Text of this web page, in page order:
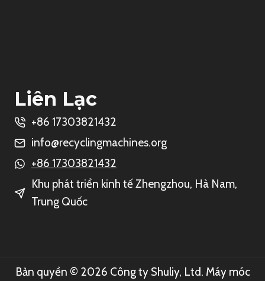
Liên Lạc
+86 17303821432
info@recyclingmachines.org
+86 17303821432
Khu phát triển kinh tế Zhengzhou, Hà Nam,
Trung Quốc
Bản quyền © 2026 Công ty Shuliy, Ltd. Máy móc